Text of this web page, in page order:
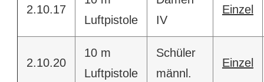
2.10.17
Luftpistole
IV
Einzel
2.10.20
10 m
Luftpistole
Schüler
männl.
Einzel